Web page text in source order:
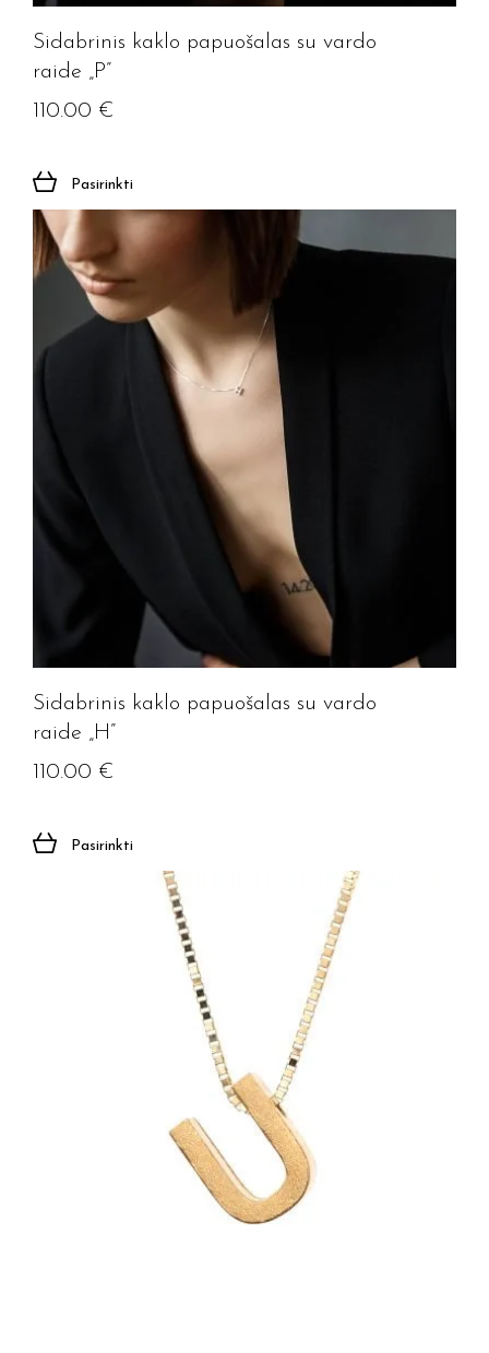
Sidabrinis kaklo papuošalas su vardo
raide „P”
110.00 €
Pasirinkti
Sidabrinis kaklo papuošalas su vardo
raide „H”
110.00 €
Pasirinkti